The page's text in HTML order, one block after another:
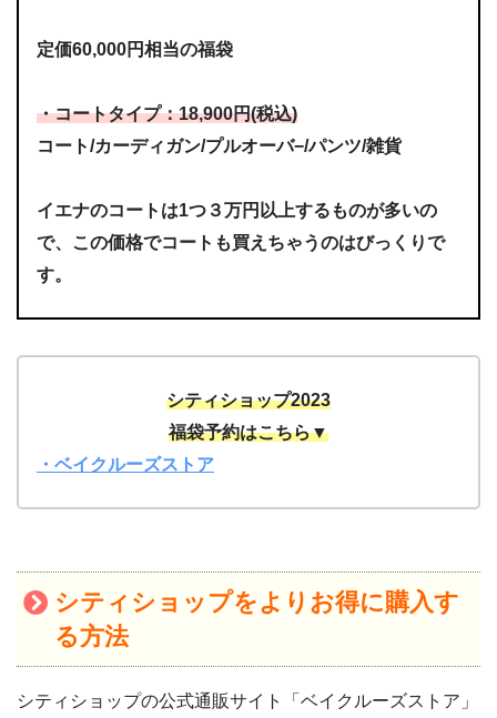
定価60,000円相当の福袋
・コートタイプ：18,900円(税込)
コート/カーディガン/プルオーバ−/パンツ/雑貨
イエナのコートは1つ３万円以上するものが多いの
で、この価格でコートも買えちゃうのはびっくりで
す。
シティショップ2023
福袋予約はこちら▼
・ベイクルーズストア
シティショップをよりお得に購入す
る方法
シティショップの公式通販サイト「ベイクルーズストア」